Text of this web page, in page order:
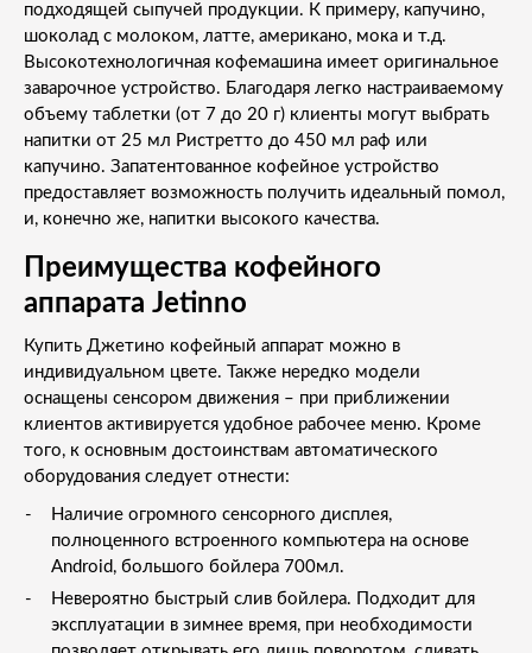
подходящей сыпучей продукции. К примеру, капучино,
шоколад с молоком, латте, американо, мока и т.д.
Высокотехнологичная кофемашина имеет оригинальное
заварочное устройство. Благодаря легко настраиваемому
объему таблетки (от 7 до 20 г) клиенты могут выбрать
напитки от 25 мл Ристретто до 450 мл раф или
капучино. Запатентованное кофейное устройство
предоставляет возможность получить идеальный помол,
и, конечно же, напитки высокого качества.
Преимущества кофейного
аппарата Jetinno
Купить Джетино кофейный аппарат можно в
индивидуальном цвете. Также нередко модели
оснащены сенсором движения – при приближении
клиентов активируется удобное рабочее меню. Кроме
того, к основным достоинствам автоматического
оборудования следует отнести:
Наличие огромного сенсорного дисплея,
полноценного встроенного компьютера на основе
Android, большого бойлера 700мл.
Невероятно быстрый слив бойлера. Подходит для
эксплуатации в зимнее время, при необходимости